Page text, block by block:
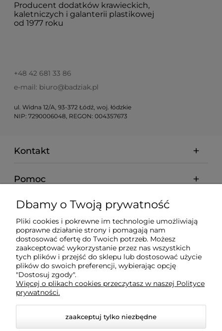
Producent dodatków krawieckich,
kaletniczych i galanterii plastikowej
od 1977 roku
+48 42 681 33 86
e-mail: biuro@badziak.pl
ul. Widna 12/A, 93-372 Łódź, woj. łódzkie
NIP: 7290006048, REGON: 004357673
Kontakt
Pomoc
Moje konto
Płatności i dostawa
Informacje
O nas
Dbamy o Twoją prywatność
Pliki cookies i pokrewne im technologie umożliwiają
poprawne działanie strony i pomagają nam
dostosować ofertę do Twoich potrzeb. Możesz
zaakceptować wykorzystanie przez nas wszystkich
tych plików i przejść do sklepu lub dostosować użycie
plików do swoich preferencji, wybierając opcję
"Dostosuj zgody".
Więcej o plikach cookies przeczytasz w naszej Polityce
prywatności.
zaakceptuj tylko niezbędne